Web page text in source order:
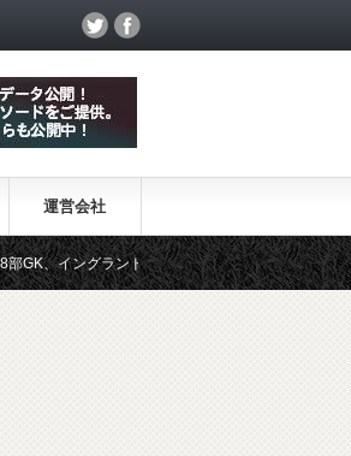
運営会社
ンド代表に初選出 ーようやく登りつめた苦労の道